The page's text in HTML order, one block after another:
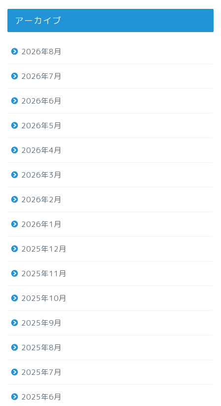
アーカイブ
2026年8月
2026年7月
2026年6月
2026年5月
2026年4月
2026年3月
2026年2月
2026年1月
2025年12月
2025年11月
2025年10月
2025年9月
2025年8月
2025年7月
2025年6月